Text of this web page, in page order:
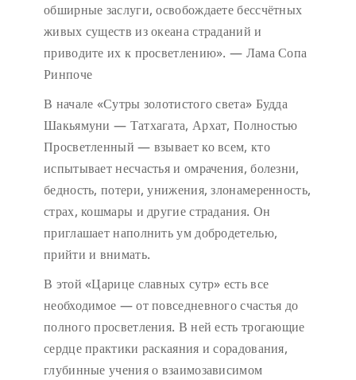
обширные заслуги, освобождаете бессчётных
живых существ из океана страданий и
приводите их к просветлению». — Лама Сопа
Ринпоче
В начале «Сутры золотистого света» Будда
Шакьямуни — Татхагата, Архат, Полностью
Просветленный — взывает ко всем, кто
испытывает несчастья и омрачения, болезни,
бедность, потери, унижения, злонамеренность,
страх, кошмары и другие страдания. Он
приглашает наполнить ум добродетелью,
прийти и внимать.
В этой «Царице славных сутр» есть все
необходимое — от повседневного счастья до
полного просветления. В ней есть трогающие
сердце практики раскаяния и сорадования,
глубинные учения о взаимозависимом